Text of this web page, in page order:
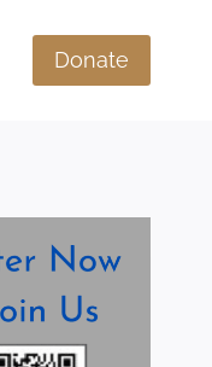
Donate